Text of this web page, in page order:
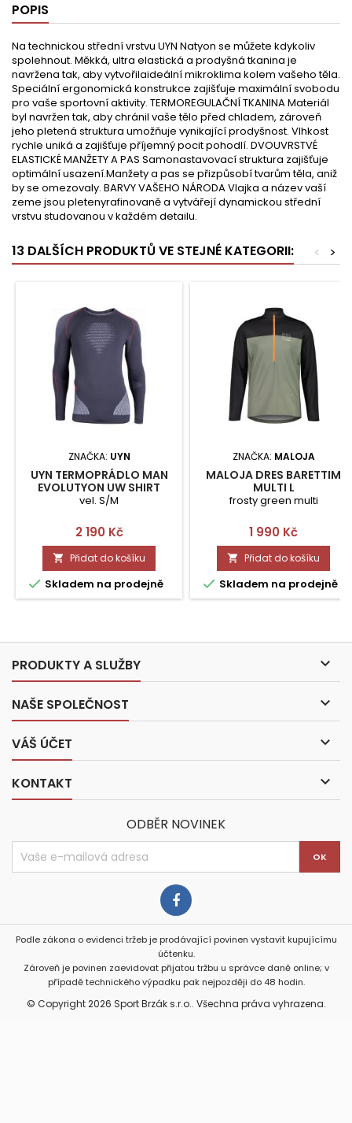
POPIS
Na technickou střední vrstvu UYN Natyon se můžete kdykoliv
spolehnout. Měkká, ultra elastická a prodyšná tkanina je
navržena tak, aby vytvořilaideální mikroklima kolem vašeho těla.
Speciální ergonomická konstrukce zajišťuje maximální svobodu
pro vaše sportovní aktivity. TERMOREGULAČNÍ TKANINA Materiál
byl navržen tak, aby chránil vaše tělo před chladem, zároveň
jeho pletená struktura umožňuje vynikající prodyšnost. Vlhkost
rychle uniká a zajišťuje příjemný pocit pohodlí. DVOUVRSTVÉ
ELASTICKÉ MANŽETY A PAS Samonastavovací struktura zajišťuje
optimální usazení.Manžety a pas se přizpůsobí tvarům těla, aniž
by se omezovaly. BARVY VAŠEHO NÁRODA Vlajka a název vaší
zeme jsou pletenyrafinovaně a vytvářejí dynamickou střední
vrstvu studovanou v každém detailu.
13 DALŠÍCH PRODUKTŮ VE STEJNÉ KATEGORII: >
<
ZNAČKA: UYN
UYN TERMOPRÁDLO MAN
EVOLUTYON UW SHIRT
VEL.S/M
vel. S/M
Cena
2 190 Kč
 Přidat do košíku
 Skladem na prodejně
ZNAČKA: MALOJA
MALOJA DRES BARETTIM
MULTI L
frosty green multi
Cena
1 990 Kč
 Přidat do košíku
 Skladem na prodejně
PRODUKTY A SLUŽBY 
NAŠE SPOLEČNOST 
VÁŠ ÚČET 
KONTAKT 
ODBĚR NOVINEK
Podle zákona o evidenci tržeb je prodávající povinen vystavit kupujícímu
účtenku.
Zároveň je povinen zaevidovat přijatou tržbu u správce daně online; v
případě technického výpadku pak nejpozději do 48 hodin.
© Copyright 2026 Sport Brzák s.r.o.. Všechna práva vyhrazena.